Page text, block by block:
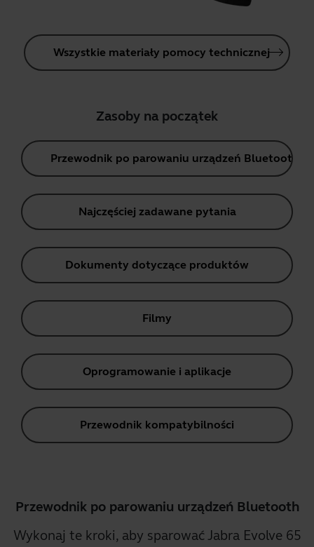
Wszystkie materiały pomocy technicznej
Zasoby na początek
Przewodnik po parowaniu urządzeń Bluetooth
Najczęściej zadawane pytania
Dokumenty dotyczące produktów
Filmy
Oprogramowanie i aplikacje
Przewodnik kompatybilności
Przewodnik po parowaniu urządzeń Bluetooth
Wykonaj te kroki, aby sparować Jabra Evolve 65